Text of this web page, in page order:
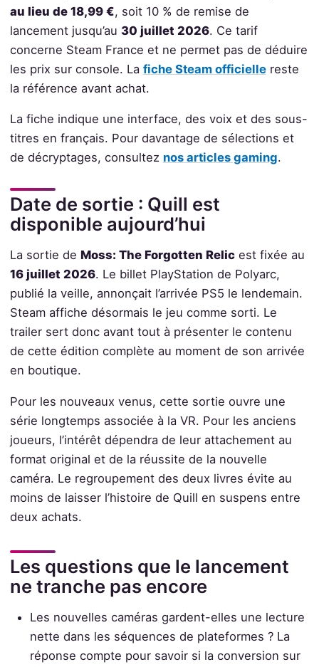
au lieu de 18,99 €, soit 10 % de remise de
lancement jusqu’au 30 juillet 2026. Ce tarif
concerne Steam France et ne permet pas de déduire
les prix sur console. La fiche Steam officiellereste
la référence avant achat.
La fiche indique une interface, des voix et des sous-
titres en français. Pour davantage de sélections et
de décryptages, consultez nos articles gaming.
Date de sortie : Quill est
disponible aujourd’hui
La sortie de Moss: The Forgotten Relicest fixée au
16 juillet 2026. Le billet PlayStation de Polyarc,
publié la veille, annonçait l’arrivée PS5 le lendemain.
Steam affiche désormais le jeu comme sorti. Le
trailer sert donc avant tout à présenter le contenu
de cette édition complète au moment de son arrivée
en boutique.
Pour les nouveaux venus, cette sortie ouvre une
série longtemps associée à la VR. Pour les anciens
joueurs, l’intérêt dépendra de leur attachement au
format original et de la réussite de la nouvelle
caméra. Le regroupement des deux livres évite au
moins de laisser l’histoire de Quill en suspens entre
deux achats.
Les questions que le lancement
ne tranche pas encore
Les nouvelles caméras gardent-elles une lecture
nette dans les séquences de plateformes ? La
réponse compte pour savoir si la conversion sur